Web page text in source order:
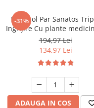
-31%
Protocol Par Sanatos
Ingrijire Cu plante
194,97 Lei
134,97 Lei
ADAUGA IN COS